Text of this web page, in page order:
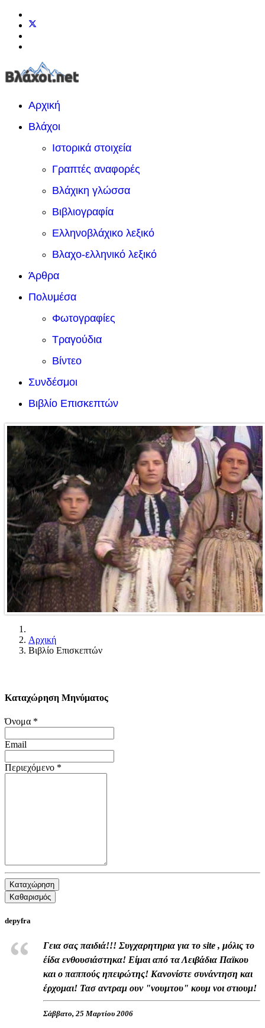
Αρχική
Βλάχοι
Ιστορικά στοιχεία
Γραπτές αναφορές
Βλάχικη γλώσσα
Βιβλιογραφία
Ελληνοβλάχικο λεξικό
Βλαχο-ελληνικό λεξικό
Άρθρα
Πολυμέσα
Φωτογραφίες
Τραγούδια
Βίντεο
Συνδέσμοι
Βιβλίο Επισκεπτών
Αρχική
Βιβλίο Επισκεπτών
Καταχώρηση Μηνύματος
Όνομα *
Email
Περιεχόμενο *
Καταχώρηση
Καθαρισμός
depyfra
Γεια σας παιδιά!!! Συγχαρητηρια για το site , μόλις το
έίδα ενθουσιάστηκα! Είμαι από τα Λειβάδια Παϊκου
και ο παππούς ηπειρώτης! Κανονίστε συνάντηση και
έρχομαι! Τασ αντραμ ουν "νουμτου" κουμ νοι στιουμ!
Σάββατο, 25 Μαρτίου 2006